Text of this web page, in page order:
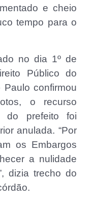
e cheio
tempo para o
no dia 1º de
Público do
confirmou
o recurso
do prefeito foi
anulada. “Por
os Embargos
a nulidade
dizia trecho do